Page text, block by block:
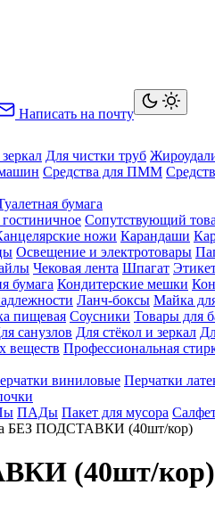
Написать на почту
Для чистки труб
Средства для ПММ
бумага
Сопутствующий
ножи Карандаши
Освещение и электротовары
Чековая лента Шпагат
бумага Кондитерские мешки
Ланч-боксы Майка
пищевая Соусники Товары для
санузлов Для стёкол и зеркал
веществ Профессиональная
виниловые Перчатки
ПАДы Пакет для мусора
БЕЗ ПОДСТАВКИ (40шт/кор)
(40шт/кор)